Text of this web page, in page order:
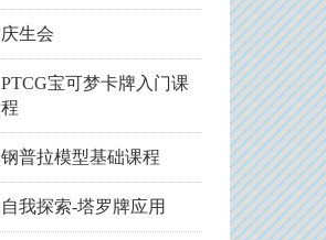
庆生会
PTCG宝可梦卡牌入门课
程
钢普拉模型基础课程
自我探索-塔罗牌应用